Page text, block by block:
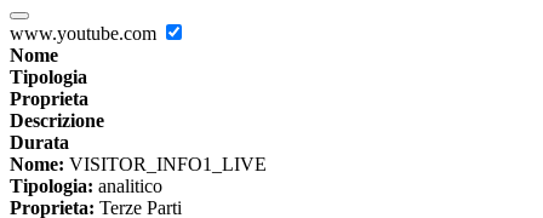
www.youtube.com
Nome
Tipologia
Proprieta
Descrizione
Durata
Nome: VISITOR_INFO1_LIVE
Tipologia: analitico
Proprieta: Terze Parti